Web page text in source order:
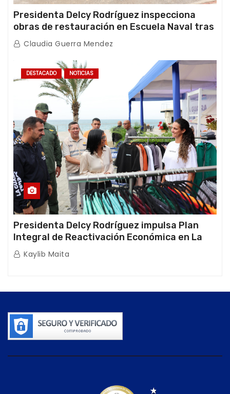
Presidenta Delcy Rodríguez inspecciona
obras de restauración en Escuela Naval tras
afectaciones sísmicas en La Guaira
Claudia Guerra Mendez
DESTACADO NOTICIAS
Presidenta Delcy Rodríguez impulsa Plan
Integral de Reactivación Económica en La
Guaira
Kaylib Maita